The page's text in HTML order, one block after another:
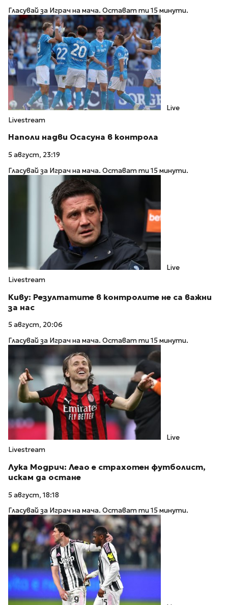
Гласувай за Играч на мача. Остават ти 15 минути.
Live
Livestream
Наполи надви Осасуна в контрола
5 август, 23:19
Гласувай за Играч на мача. Остават ти 15 минути.
Live
Livestream
Киву: Резултатите в контролите не са важни
за нас
5 август, 20:06
Гласувай за Играч на мача. Остават ти 15 минути.
Live
Livestream
Лука Модрич: Леао е страхотен футболист,
искам да остане
5 август, 18:18
Гласувай за Играч на мача. Остават ти 15 минути.